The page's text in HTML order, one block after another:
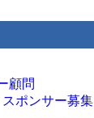
顧問
ポンサー募集